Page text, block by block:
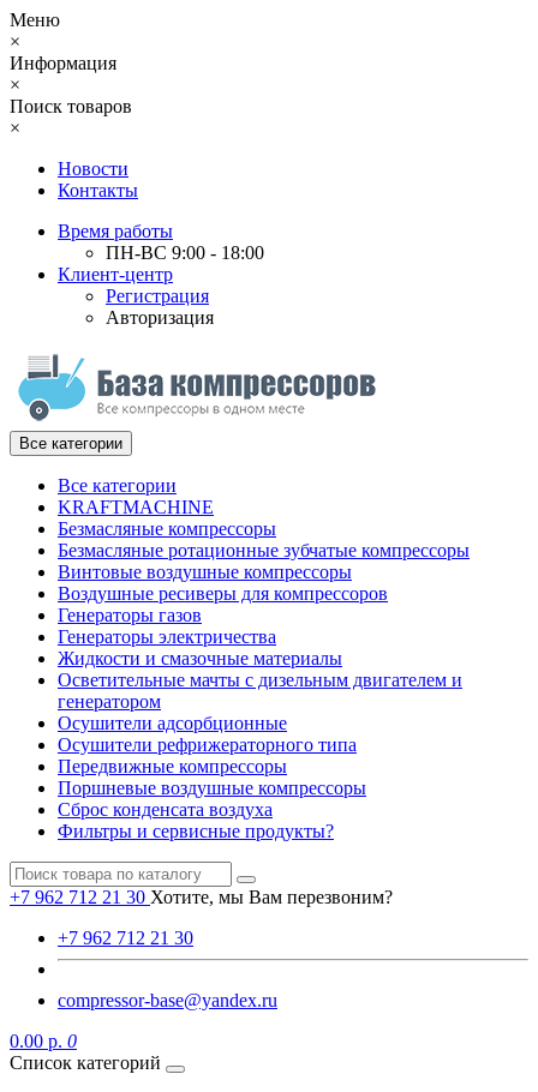
Меню
×
Информация
×
Поиск товаров
×
Новости
Контакты
Время работы
ПН-ВС 9:00 - 18:00
Клиент-центр
Регистрация
Авторизация
Все категории
Все категории
KRAFTMACHINE
Безмасляные компрессоры
Безмасляные ротационные зубчатые компрессоры
Винтовые воздушные компрессоры
Воздушные ресиверы для компрессоров
Генераторы газов
Генераторы электричества
Жидкости и смазочные материалы
Осветительные мачты с дизельным двигателем и
генератором
Осушители адсорбционные
Осушители рефрижераторного типа
Передвижные компрессоры
Поршневые воздушные компрессоры
Сброс конденсата воздуха
Фильтры и сервисные продукты?
+7 962 712 21 30 Хотите, мы Вам перезвоним?
+7 962 712 21 30
compressor-base@yandex.ru
0.00 р. 0
Список категорий